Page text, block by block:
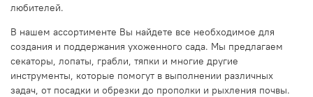
любителей.
В нашем ассортименте Вы найдете все необходимое для
создания и поддержания ухоженного сада. Мы предлагаем
секаторы, лопаты, грабли, тяпки и многие другие
инструменты, которые помогут в выполнении различных
задач, от посадки и обрезки до прополки и рыхления почвы.